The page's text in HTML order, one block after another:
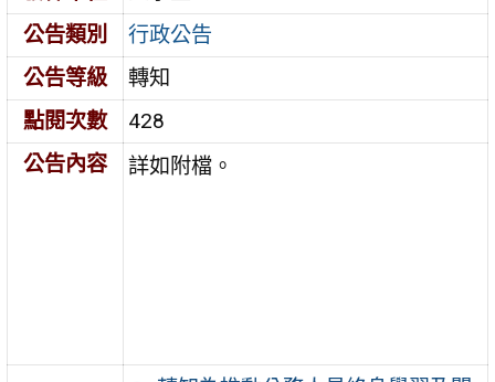
公告類別
行政公告
公告等級
轉知
點閱次數
428
公告內容
詳如附檔。